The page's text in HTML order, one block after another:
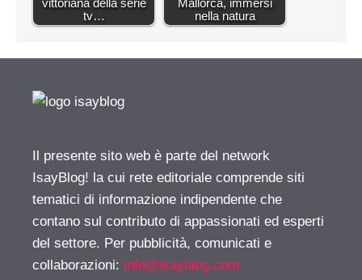
vittoriana della serie
tv…
Mallorca, immersi
nella natura
Il presente sito web è parte del network
IsayBlog! la cui rete editoriale comprende siti
tematici di informazione indipendente che
contano sul contributo di appassionati ed esperti
del settore. Per pubblicità, comunicati e
collaborazioni: info@isayblog.com